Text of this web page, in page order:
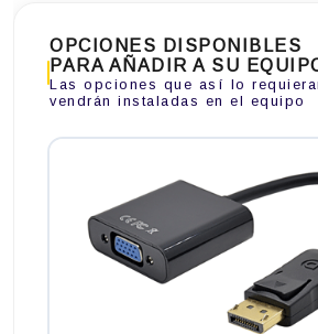
Ordenador HP PC HP SLIM ¡5 GEN 6
formato SFF, procesador INTEL CORE I5
(6ª Generación), memoria DDR4, Salidas
OPCIONES DISPONIBLES
PARA AÑADIR A SU
Las opciones que así lo
vendrán instaladas en el equipo